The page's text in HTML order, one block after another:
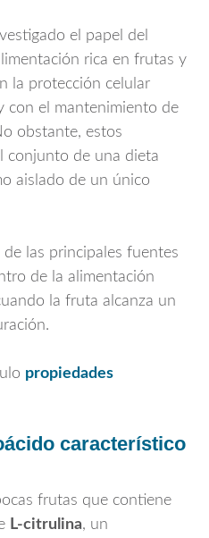
el papel del
rica en frutas y
la protección celular
con el mantenimiento de
obstante, estos
conjunto de una dieta
aislado de un único
las principales fuentes
de la alimentación
la fruta alcanza un
propiedades
característico
frutas que contiene
L-citrulina, un